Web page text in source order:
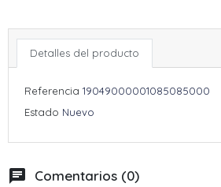
Detalles del producto
Referencia 19049000001085085000
Estado Nuevo
chat Comentarios (0)